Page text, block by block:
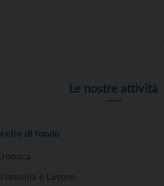
Le nostre attività
di fondo
e Lavoro